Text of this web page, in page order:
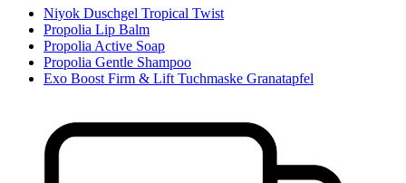
Niyok Duschgel Tropical Twist
Propolia Lip Balm
Propolia Active Soap
Propolia Gentle Shampoo
Exo Boost Firm & Lift Tuchmaske Granatapfel